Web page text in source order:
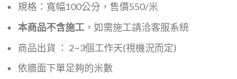
規格：寬幅100公分，售價550/米
本商品不含施工，如需施工請洽客服系統
商品出貨 ： 2~3個工作天(視機況而定)
依牆面下單足夠的米數